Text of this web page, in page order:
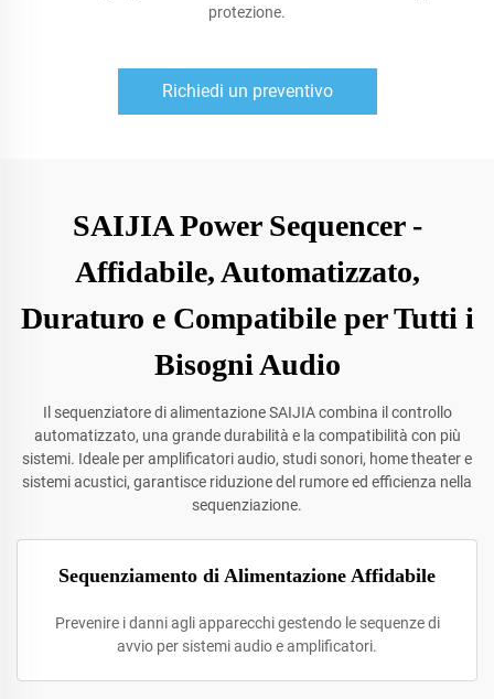
protezione.
Richiedi un preventivo
SAIJIA Power Sequencer -
Affidabile, Automatizzato,
Duraturo e Compatibile per Tutti i
Bisogni Audio
Il sequenziatore di alimentazione SAIJIA combina il controllo
automatizzato, una grande durabilità e la compatibilità con più
sistemi. Ideale per amplificatori audio, studi sonori, home theater e
sistemi acustici, garantisce riduzione del rumore ed efficienza nella
sequenziazione.
Sequenziamento di Alimentazione Affidabile
Prevenire i danni agli apparecchi gestendo le sequenze di
avvio per sistemi audio e amplificatori.